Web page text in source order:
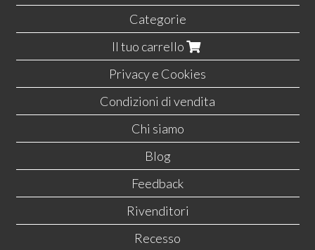
Categorie
Il tuo carrello
Privacy e Cookies
Condizioni di vendita
Chi siamo
Blog
Feedback
Rivenditori
Recesso